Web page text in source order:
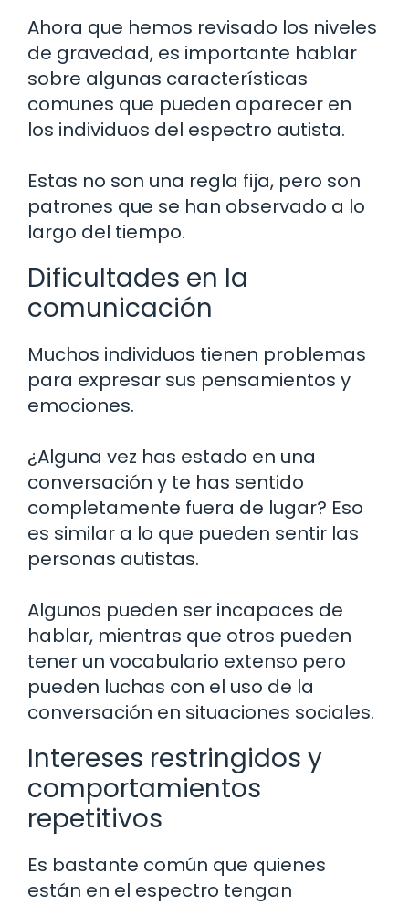
Ahora que hemos revisado los niveles
de gravedad, es importante hablar
sobre algunas características
comunes que pueden aparecer en
los individuos del espectro autista.
Estas no son una regla fija, pero son
patrones que se han observado a lo
largo del tiempo.
Dificultades en la
comunicación
Muchos individuos tienen problemas
para expresar sus pensamientos y
emociones.
¿Alguna vez has estado en una
conversación y te has sentido
completamente fuera de lugar? Eso
es similar a lo que pueden sentir las
personas autistas.
Algunos pueden ser incapaces de
hablar, mientras que otros pueden
tener un vocabulario extenso pero
pueden luchas con el uso de la
conversación en situaciones sociales.
Intereses restringidos y
comportamientos
repetitivos
Es bastante común que quienes
están en el espectro tengan